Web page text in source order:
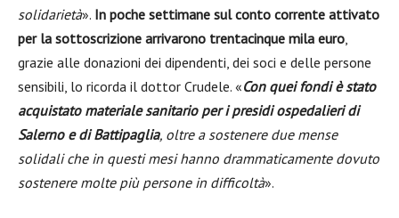
solidarietà». In poche settimane sul conto corrente attivato
per la sottoscrizione arrivarono trentacinque mila euro,
grazie alle donazioni dei dipendenti, dei soci e delle persone
sensibili, lo ricorda il dottor Crudele. «Con quei fondi è stato
acquistato materiale sanitario per i presidi ospedalieri di
Salerno e di Battipaglia, oltre a sostenere due mense
solidali che in questi mesi hanno drammaticamente dovuto
sostenere molte più persone in difficoltà».